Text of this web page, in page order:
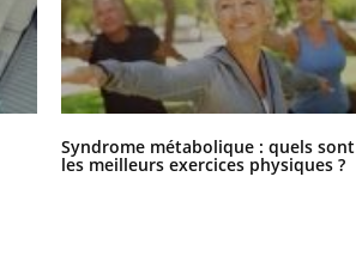
Syndrome métabolique : quels sont
les meilleurs exercices physiques ?